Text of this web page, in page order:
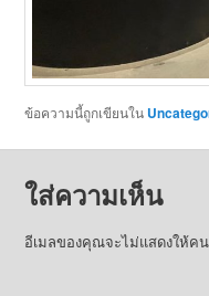
ข้อความนี้ถูกเขียนใน
ใส่ความเห็น
อีเมลของคุณจะไม่แสดงให้ค